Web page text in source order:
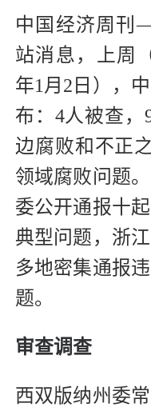
中国经济周刊
站消息，上周
年1月2日），
布：4人被查，
边腐败和不正
领域腐败问题
委公开通报十
典型问题，浙
多地密集通报
题。
审查调查
西双版纳州委